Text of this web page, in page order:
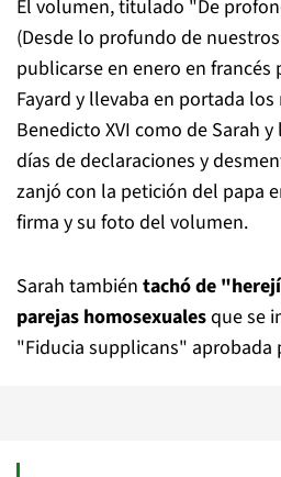
El volumen, titulado "De
(Desde lo profundo de
publicarse en enero en francés
Fayard y llevaba en portada
Benedicto XVI como de Sarah
días de declaraciones y
zanjó con la petición del papa
firma y su foto del volumen.
Sarah también tachó de
parejas homosexualesque se
"Fiducia supplicans" aprobada